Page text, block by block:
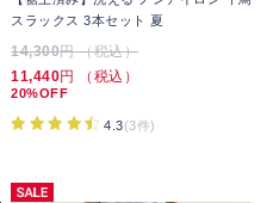
スラックス 3本セット 夏
14,300円 （税込）
11,440円 （税込）
20%OFF
4.3(3件)